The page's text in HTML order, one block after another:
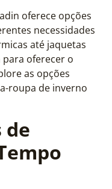
oferece opções
necessidades
até jaquetas
para oferecer o
as opções
roupa de inverno
de